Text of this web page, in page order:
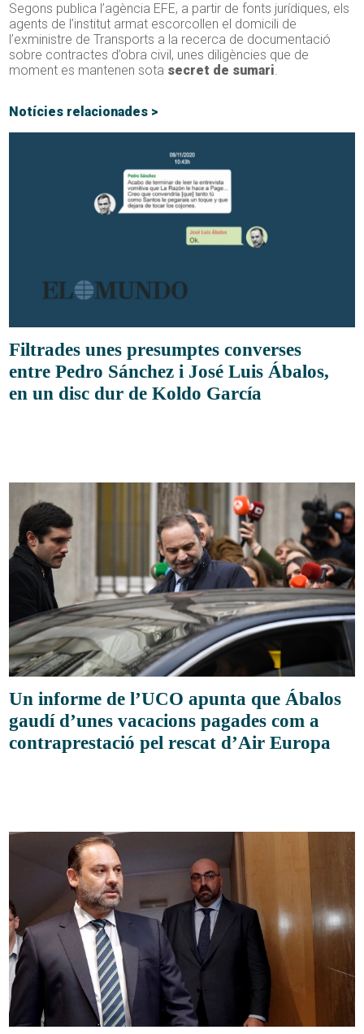
Segons publica l’agència EFE, a partir de fonts jurídiques, els
agents de l’institut armat escorcollen el domicili de
l’exministre de Transports a la recerca de documentació
sobre contractes d’obra civil, unes diligències que de
moment es mantenen sota secret de sumari.
Notícies relacionades >
Filtrades unes presumptes converses
entre Pedro Sánchez i José Luis Ábalos,
en un disc dur de Koldo García
Un informe de l’UCO apunta que Ábalos
gaudí d’unes vacacions pagades com a
contraprestació pel rescat d’Air Europa